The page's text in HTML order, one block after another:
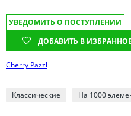
Татарстан
Тверская область
Томская область
Тюменская область
Ульяновская область
УВЕДОМИТЬ О ПОСТУПЛЕНИИ
ДОБАВИТЬ В ИЗБРАННОЕ
Cherry Pazzl
Классические На 1000